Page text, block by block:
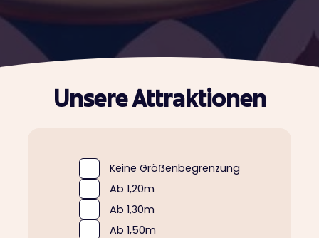
Unsere Attraktionen
Keine Gröẞenbegrenzung
Ab 1,20m
Ab 1,30m
Ab 1,50m